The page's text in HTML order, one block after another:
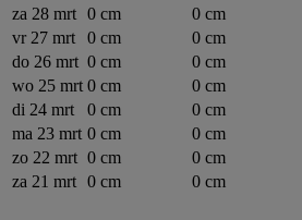
za 28 mrt 0 cm 0 cm
vr 27 mrt
0 cm 0 cm
do 26 mrt 0 cm 0 cm
wo 25 mrt 0 cm 0 cm
di 24 mrt
0 cm 0 cm
ma 23 mrt 0 cm 0 cm
zo 22 mrt 0 cm 0 cm
za 21 mrt 0 cm 0 cm